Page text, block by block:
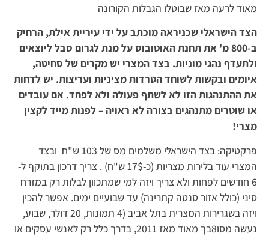
מאוד לרעה מאז שבוטלו הגבלות הקורונה
הצד הישראלי שכניראה מוכתב על ידי עיריית אילת, הרחיק
ב-800 מ' את תחנת האוטובוס על מנת לגרום סבל ליוצאים
ולתעדף נהגי מוניות. בצד המצרי יש מקרים של סחיטה,
איומים ובקשות לשוחד הטרדות מציניות ועריצות. יש לדחות
את ההתנהגות הזו לא לשתף פעולה ולא לפחד. אם עובדים
או שוטרים מתנהגים בצורה לא ראויה – לפנות מייד לקצין
מצרי!
פרקטיקה: בצד הישראלי משלמים מס של 103 ש"ח ובצד
המצרי עוד בלירות מצריות (כ-17$ ש"ח) . צריך דרכון בתוקף ל-
6 חודשים לפחות ולא צריך ויזה למי שמתכוון לבלות רק במזרח
סיני (כולל אזור סנטה קתרינה) עד שבועיים ימים. אפשר להכין
ויזה בשגרירות המצרית בתל אביב (4 תמונות, 20 דולר, שבוע,
נעשה מסו8בך מאוד מאז 2011, בדרך כלל רק לאנשי עסקים או